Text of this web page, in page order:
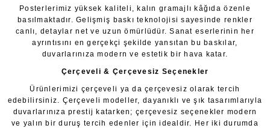
Posterlerimiz yüksek kaliteli, kalın gramajlı kâğıda özenle
basılmaktadır. Gelişmiş baskı teknolojisi sayesinde renkler
canlı, detaylar net ve uzun ömürlüdür. Sanat eserlerinin her
ayrıntısını en gerçekçi şekilde yansıtan bu baskılar,
duvarlarınıza modern ve estetik bir hava katar.
Çerçeveli & Çerçevesiz Seçenekler
Ürünlerimizi çerçeveli ya da çerçevesiz olarak tercih
edebilirsiniz. Çerçeveli modeller, dayanıklı ve şık tasarımlarıyla
duvarlarınıza prestij katarken; çerçevesiz seçenekler modern
ve yalın bir duruş tercih edenler için idealdir. Her iki durumda